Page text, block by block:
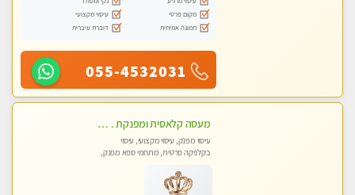
מקום פרטי
עיסוי מקצועי
תמונה אמיתית
דוברת עיברית
055-4532031
מעסה קלאסית ומפנקת . highly recommended..new in the city
עיסוי מפנק, עיסוי מקצועי, עיסוי
בקלניקה פרטית, מתחמי ספא מפנק,